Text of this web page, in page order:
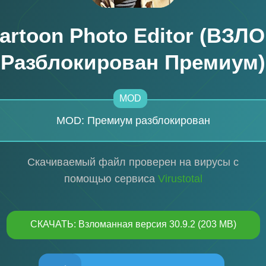
Photo Editor
Разблокирован Премиум)
MOD
MOD: Премиум разблокирован
Скачиваемый файл проверен на вирусы с
помощью сервиса Virustotal
СКАЧАТЬ: Взломанная версия 30.9.2 (203 MB)